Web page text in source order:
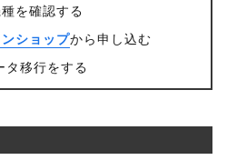
を確認する
ショップから申し込む
移行をする